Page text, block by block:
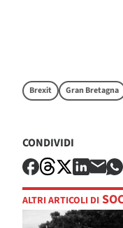
Brexit Gran Bretagna
CONDIVIDI
ALTRI ARTICOLI DI